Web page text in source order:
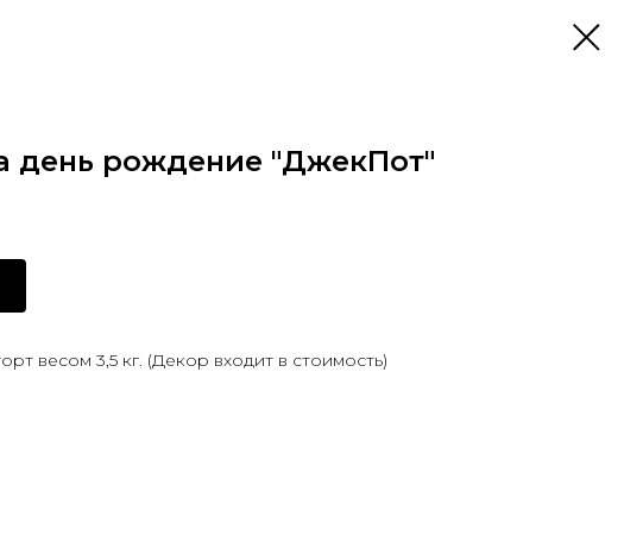
день рождение "ДжекПот"
весом 3,5 кг. (Декор входит в стоимость)